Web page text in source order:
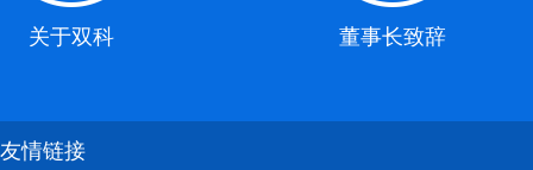
关于双科 董事长致辞
友情链接